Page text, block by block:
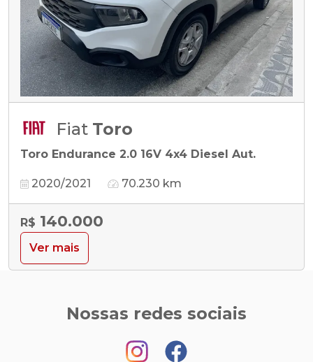
Fiat Toro
Toro Endurance 2.0 16V 4x4 Diesel Aut.
2020/2021 70.230 km
R$ 140.000
Ver mais
Nossas redes sociais